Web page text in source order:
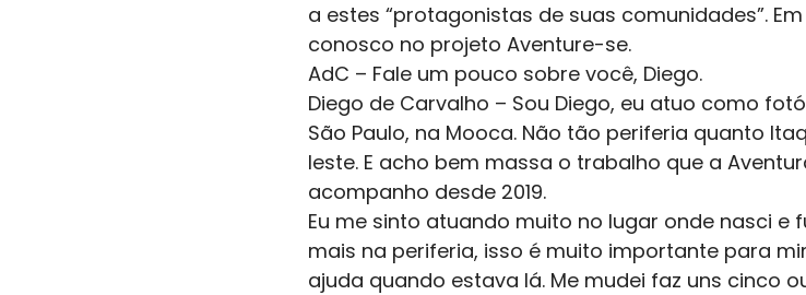
a estes “protagonistas de suas comunidades”.
conosco no projeto Aventure-se.
AdC – Fale um pouco sobre você, Diego.
Diego de Carvalho – Sou Diego, eu atuo como
São Paulo, na Mooca. Não tão periferia quanto
leste. E acho bem massa o trabalho que a
acompanho desde 2019.
Eu me sinto atuando muito no lugar onde nasci e
mais na periferia, isso é muito importante para
ajuda quando estava lá. Me mudei faz uns cinco